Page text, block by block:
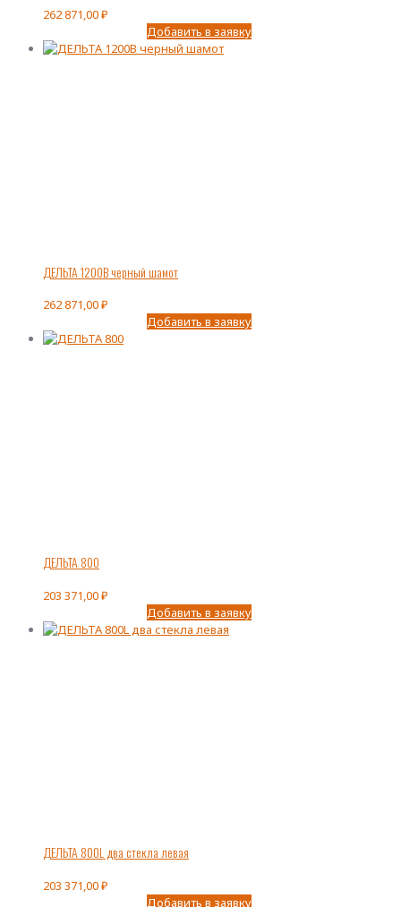
262 871,00₽
Добавить в заявку
ДЕЛЬТА 1200В черный шамот
262 871,00₽
Добавить в заявку
ДЕЛЬТА 800
203 371,00₽
Добавить в заявку
ДЕЛЬТА 800L два стекла левая
203 371,00₽
Добавить в заявку